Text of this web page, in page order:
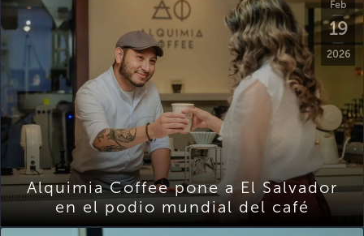
Feb
19
2026
Alquimia Coffee pone a El Salvador
en el podio mundial del café